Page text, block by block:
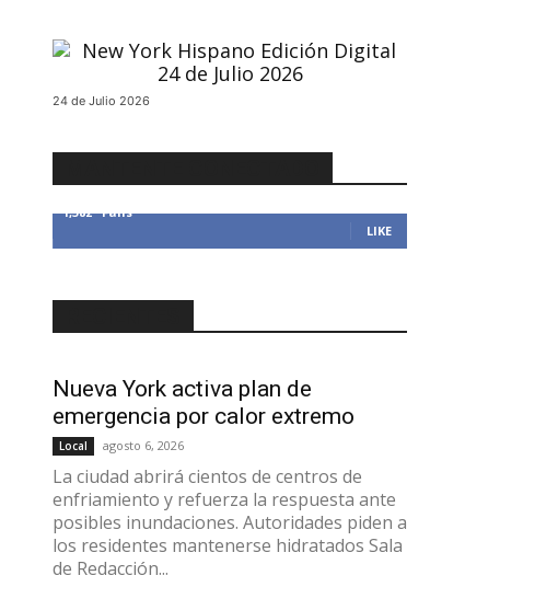
24 de Julio 2026
1,382 Fans
LIKE
Nueva York activa plan de
emergencia por calor extremo
Local agosto 6, 2026
La ciudad abrirá cientos de centros de
enfriamiento y refuerza la respuesta ante
posibles inundaciones. Autoridades piden a
los residentes mantenerse hidratados Sala
de Redacción...